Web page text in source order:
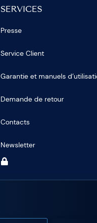
SERVICES
Presse
Service Client
Garantie et manuels
Demande de retour
Contacts
Newsletter